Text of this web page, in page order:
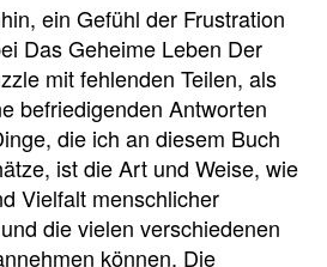
ein Gefühl der Frustration
Das Geheime Leben Der
mit fehlenden Teilen, als
befriedigenden Antworten
die ich an diesem Buch
ist die Art und Weise, wie
Vielfalt menschlicher
die vielen verschiedenen
können. Die